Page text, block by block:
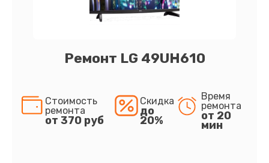
Ремонт LG 49UH610
Стоимость
ремонта
от 370 руб
Скидка
до
20%
Время
ремонта
от 20
мин